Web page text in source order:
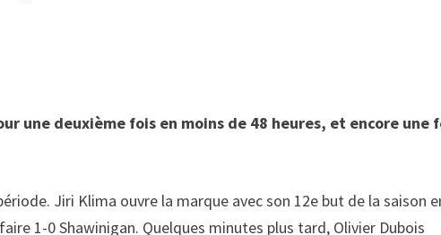
une deuxième fois en moins de 48 heures, et encore une
Jiri Klima ouvre la marque avec son 12e but de la saison
1-0 Shawinigan. Quelques minutes plus tard, Olivier Dubois